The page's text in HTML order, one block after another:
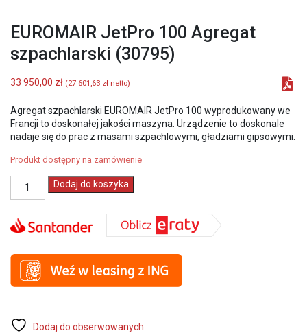
EUROMAIR JetPro 100 Agregat
szpachlarski (30795)
33 950,00 zł (27 601,63 zł netto)
Agregat szpachlarski EUROMAIR JetPro 100 wyprodukowany we
Francji to doskonałej jakości maszyna. Urządzenie to doskonale
nadaje się do prac z masami szpachlowymi, gładziami gipsowymi.
Produkt dostępny na zamówienie
ilość
EUROMAIR
100
Agregat
(30795)
Dodaj do koszyka
Dodaj do obserwowanych